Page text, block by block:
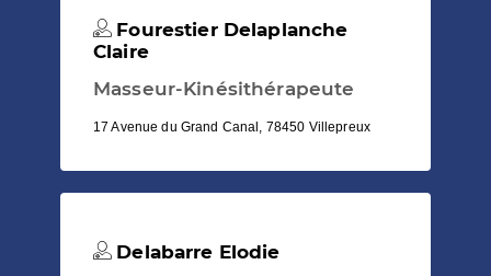
Fourestier Delaplanche
Claire
Masseur-Kinésithérapeute
17 Avenue du Grand Canal, 78450 Villepreux
Delabarre Elodie